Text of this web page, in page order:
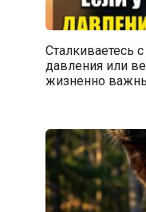
Сталкиваетесь
давления или
жизненно